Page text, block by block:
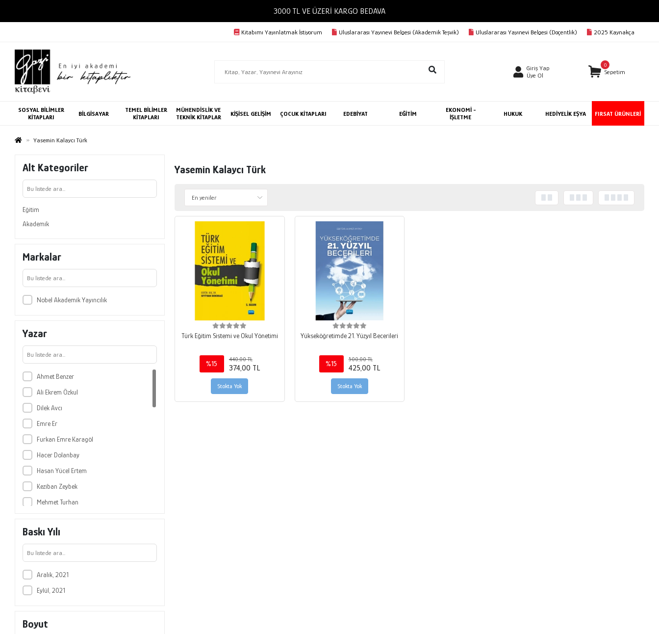
3000 TL VE ÜZERİ KARGO BEDAVA
Kitabımı Yayınlatmak İstiyorum Uluslararası Yayınevi Belgesi (Akademik Teşvik) Uluslararası Yayınevi Belgesi (Doçentlik) 2025 Kaynakça
Giriş Yap
Üye Ol
0
Sepetim
SOSYAL BİLİMLER
KİTAPLARI
BİLGİSAYAR
TEMEL BİLİMLER
KİTAPLARI
MÜHENDİSLİK VE
TEKNİK KİTAPLAR
KİŞİSEL GELİŞİM ÇOCUK KİTAPLARI EDEBİYAT EĞİTİM
EKONOMİ -
İŞLETME
HUKUK HEDİYELİK EŞYA FIRSAT ÜRÜNLERİ
Yasemin Kalaycı Türk
Alt Kategoriler
Eğitim
Akademik
Markalar
Nobel Akademik Yayıncılık
Yazar
Ahmet Benzer
Ali Ekrem Özkul
Dilek Avcı
Emre Er
Furkan Emre Karagöl
Hacer Dolanbay
Hasan Yücel Ertem
Keziban Zeybek
Mehmet Turhan
Munise Seçkin Kapucu
Murat Özdemir
Mustafa Kaya
Nevzat Tetik
Ömer Şimşek
Tansu Mutlu Çaykuş
Baskı Yılı
Aralık, 2021
Eylül, 2021
Boyut
Yasemin Kalaycı Türk
Türk Eğitim Sistemi ve Okul Yönetimi
%15
440,00 TL
374,00 TL
Stokta Yok
Yükseköğretimde 21. Yüzyıl Becerileri
%15
500,00 TL
425,00 TL
Stokta Yok